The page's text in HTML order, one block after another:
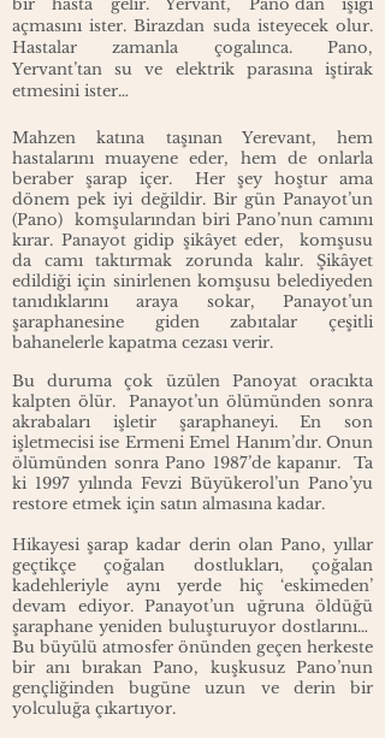
bir hasta gelir. Yervant, Pano`dan ışıgı
açmasını ister. Birazdan suda isteyecek olur.
Hastalar zamanla çogalınca. Pano,
Yervant’tan su ve elektrik parasına iştirak
etmesini ister…
Mahzen katına taşınan Yerevant, hem
hastalarını muayene eder, hem de onlarla
beraber şarap içer. Her şey hoştur ama
dönem pek iyi değildir. Bir gün Panayot’un
(Pano) komşularından biri Pano’nun camını
kırar. Panayot gidip şikâyet eder, komşusu
da camı taktırmak zorunda kalır. Şikâyet
edildiği için sinirlenen komşusu belediyeden
tanıdıklarını araya sokar, Panayot’un
şaraphanesine giden zabıtalar çeşitli
bahanelerle kapatma cezası verir.
Bu duruma çok üzülen Panoyat oracıkta
kalpten ölür. Panayot’un ölümünden sonra
akrabaları işletir şaraphaneyi. En son
işletmecisi ise Ermeni Emel Hanım’dır. Onun
ölümünden sonra Pano 1987’de kapanır. Ta
ki 1997 yılında Fevzi Büyükerol’un Pano’yu
restore etmek için satın almasına kadar.
Hikayesi şarap kadar derin olan Pano, yıllar
geçtikçe çoğalan dostlukları, çoğalan
kadehleriyle aynı yerde hiç ‘eskimeden’
devam ediyor. Panayot’un uğruna öldüğü
şaraphane yeniden buluşturuyor dostlarını…
Bu büyülü atmosfer önünden geçen herkeste
bir anı bırakan Pano, kuşkusuz Pano’nun
gençliğinden bugüne uzun ve derin bir
yolculuğa çıkartıyor.